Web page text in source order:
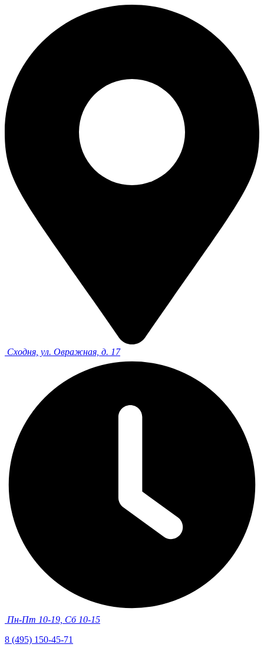
Сходня, ул. Овражная, д. 17
Пн-Пт 10-19, Сб 10-15
8 (495) 150-45-71